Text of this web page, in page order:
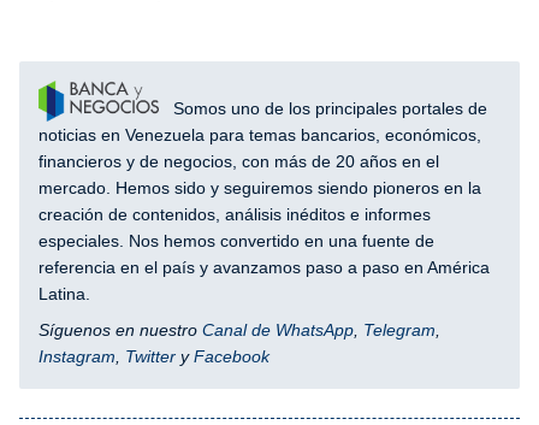
Somos uno de los principales portales de
noticias en Venezuela para temas bancarios, económicos,
financieros y de negocios, con más de 20 años en el
mercado. Hemos sido y seguiremos siendo pioneros en la
creación de contenidos, análisis inéditos e informes
especiales. Nos hemos convertido en una fuente de
referencia en el país y avanzamos paso a paso en América
Latina.
Síguenos en nuestro Canal de WhatsApp Telegram
Instagram
Twitter yFacebook